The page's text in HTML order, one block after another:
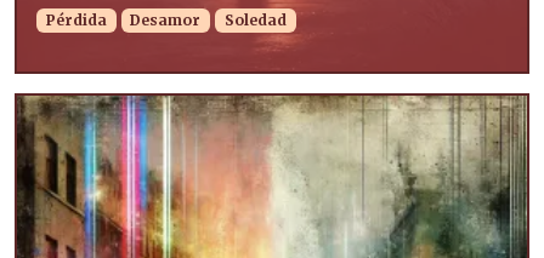
Pérdida Desamor Soledad